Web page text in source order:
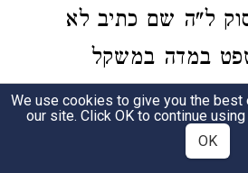
ל"ה שם כתיב לא
במדה במשקל
צריך למידע דהפסוק
דסיפא דקרא בצדק
We use cookies to give you the
our site. Click OK to continue using
OK